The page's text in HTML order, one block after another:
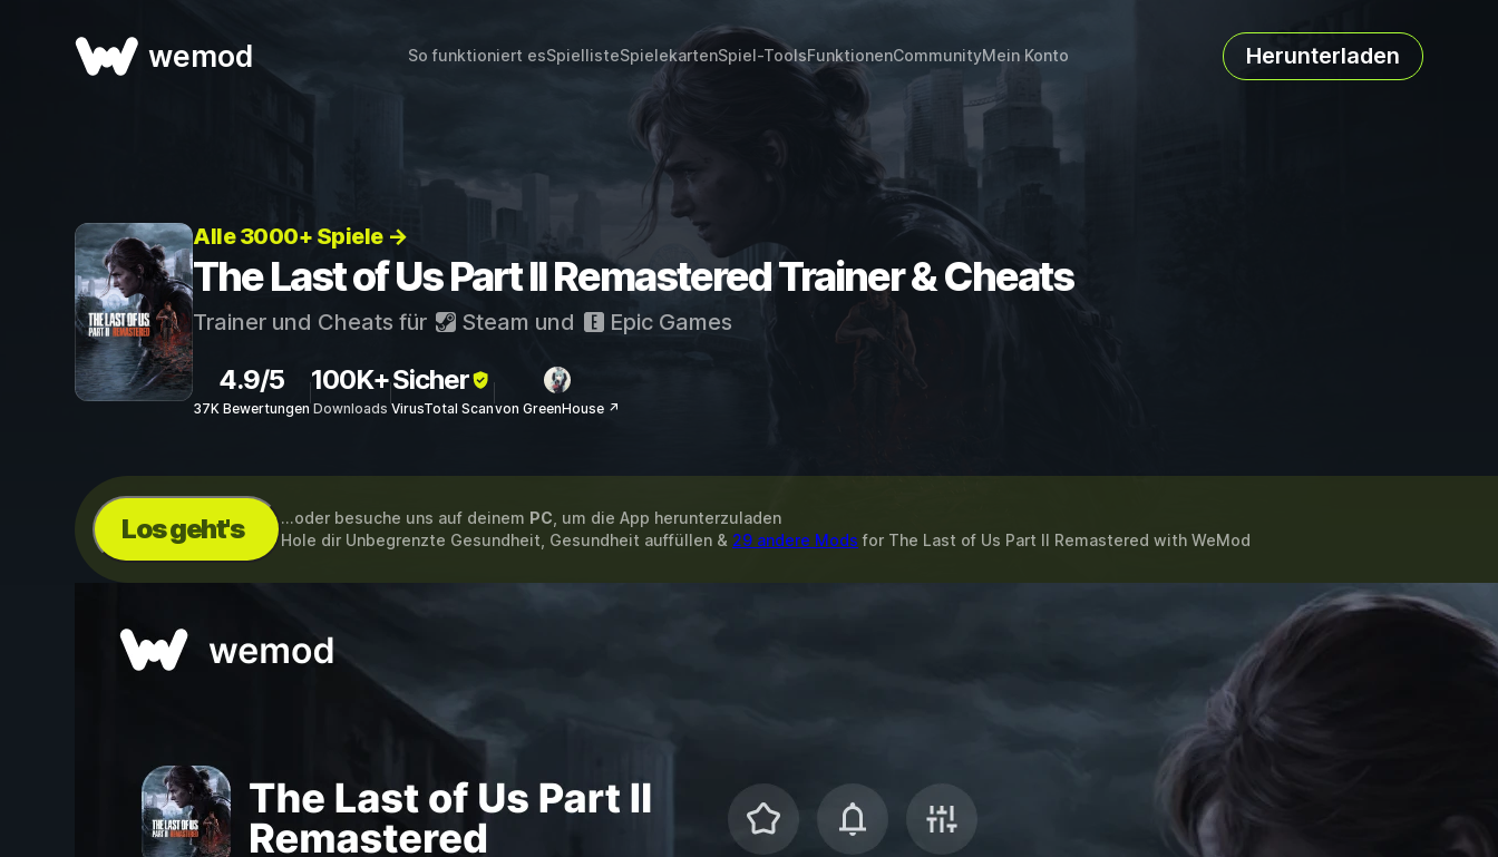
wemod So funktioniert esSpiellisteSpielekartenSpiel-ToolsFunktionenCommunityMein Konto Herunterladen
Alle 3000+ Spiele →
The Last of Us Part II Remastered Trainer & Cheats
Trainer und Cheats für Steam und Epic Games
4.9/5
37K Bewertungen
100K+
Downloads
Sicher
VirusTotal Scanvon GreenHouse ↗
Los geht's ...oder besuche uns auf deinem PC , um die App herunterzuladen
Hole dir Unbegrenzte Gesundheit, Gesundheit auffüllen & 29 andere Mods for The Last of Us Part II Remastered with WeMod